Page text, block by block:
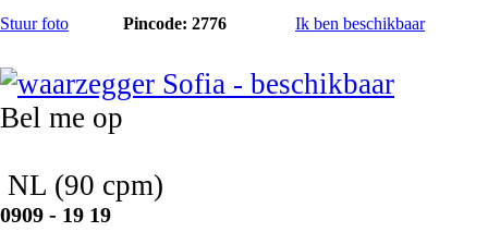
Stuur foto Pincode: 2776 Ik ben beschikbaar
Bel me op
NL (90 cpm)
0909 - 19 19